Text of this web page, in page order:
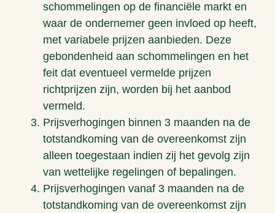
schommelingen op de financiële markt en
waar de ondernemer geen invloed op heeft,
met variabele prijzen aanbieden. Deze
gebondenheid aan schommelingen en het
feit dat eventueel vermelde prijzen
richtprijzen zijn, worden bij het aanbod
vermeld.
Prijsverhogingen binnen 3 maanden na de
totstandkoming van de overeenkomst zijn
alleen toegestaan indien zij het gevolg zijn
van wettelijke regelingen of bepalingen.
Prijsverhogingen vanaf 3 maanden na de
totstandkoming van de overeenkomst zijn